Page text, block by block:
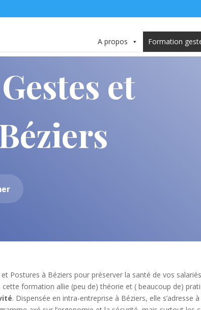
A propos Formation
et
Postures à Béziers pour préserver la santé de vos
cette formation allie (peu de) théorie et ( beaucoup de)
. Dispensée en intra-entreprise à Béziers, elle s’adresse